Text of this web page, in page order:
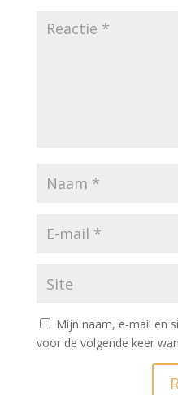
Mijn naam, e-mail en
voor de volgende keer